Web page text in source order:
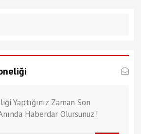
Yaptığınız Zaman Son
Haberdar Olursunuz.!